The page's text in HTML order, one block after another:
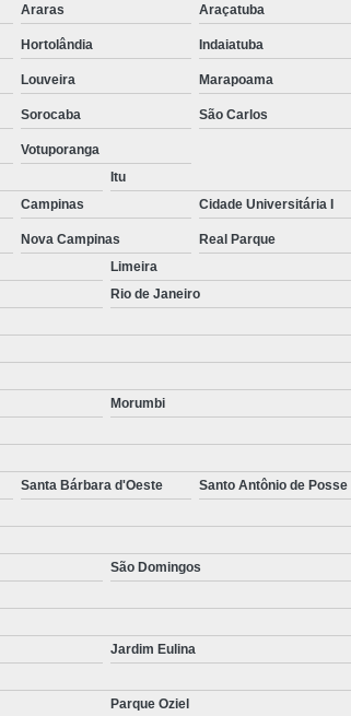
Araras Araçatuba
Hortolândia Indaiatuba
Louveira Marapoama
Sorocaba São Carlos
Votuporanga
Itu
Campinas Cidade Universitária I
Nova Campinas Real Parque
Limeira
Rio de Janeiro
Morumbi
Santa Bárbara d'Oeste Santo Antônio de Posse
São Domingos
Jardim Eulina
Parque Oziel